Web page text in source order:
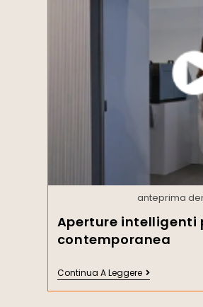
anteprima
Aperture intelligenti
contemporanea
Continua A Leggere